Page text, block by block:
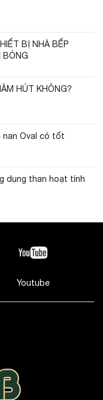
BỊ NHÀ BẾP
BÓNG
HÚT KHÔNG?
nan Oval có tốt
dụng than hoạt tính
Youtube